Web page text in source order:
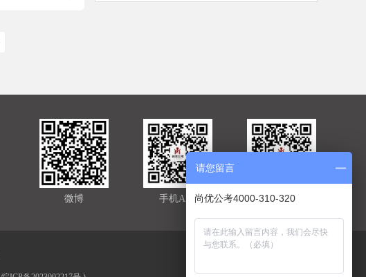
公告
官方微信
手机APP
微博
请您留言
尚优公考4000-310-320